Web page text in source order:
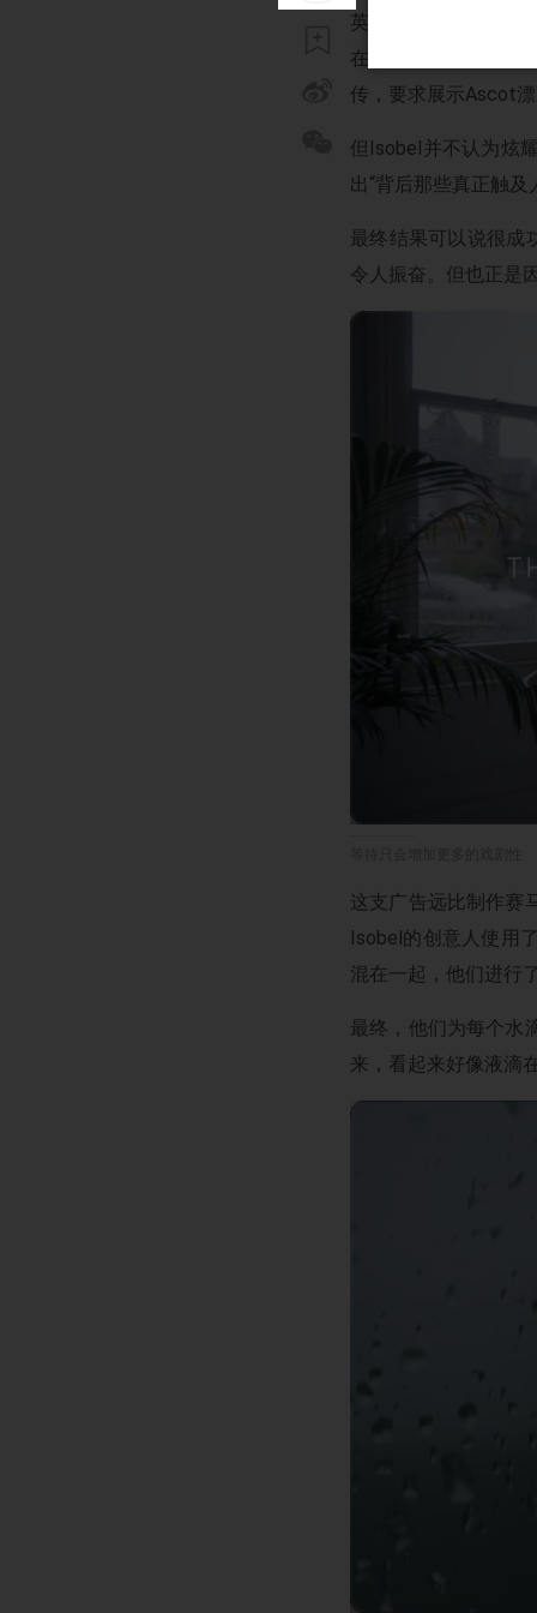
英国皇家赛马会
在Ascot小镇举行。
传，要求展示Ascot
但Isobel并不认为炫
出“背后那些真正触及
最终结果可以说很成
令人振奋。但也正是
这支广告远比制作赛
Isobel的创意人使用
混在一起，他们进行
最终，他们为每个水
来，看起来好像液滴